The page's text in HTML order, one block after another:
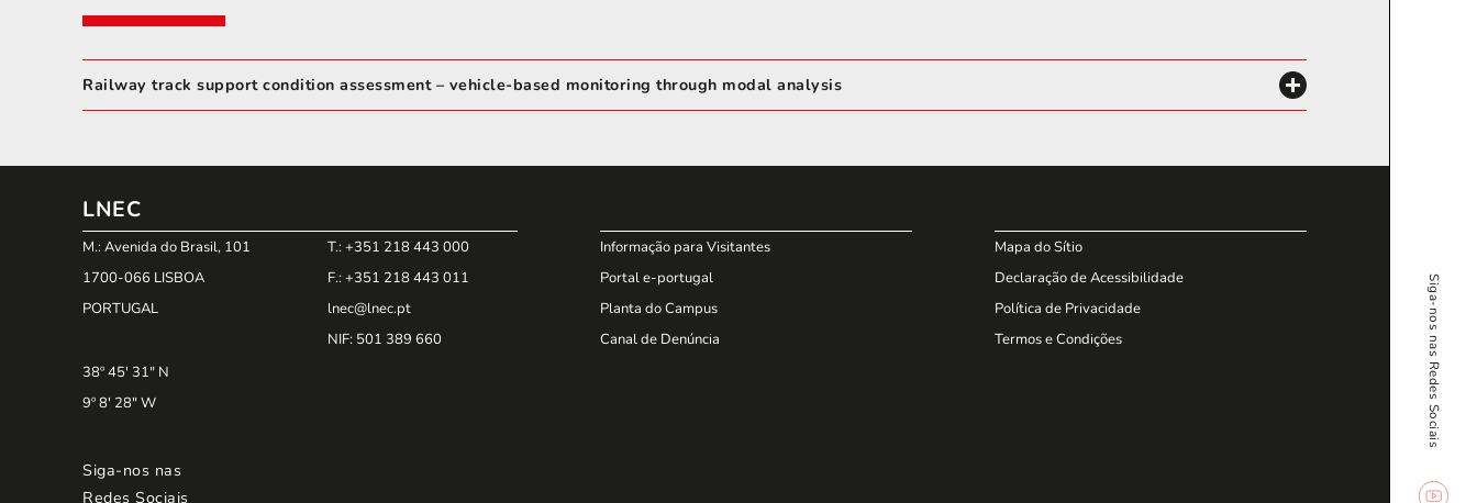
Siga-nos nas Redes Sociais
Railway track support condition assessment – vehicle-based monitoring through modal analysis
LNEC
M.: Avenida do Brasil, 101
1700-066 LISBOA
PORTUGAL
38º 45' 31" N
9º 8' 28" W
T.: +351 218 443 000
F.: +351 218 443 011
lnec@lnec.pt
NIF: 501 389 660
Informação para Visitantes
Portal e-portugal
Planta do Campus
Canal de Denúncia
Mapa do Sítio
Declaração de Acessibilidade
Política de Privacidade
Termos e Condições
Siga-nos nas
Redes Sociais